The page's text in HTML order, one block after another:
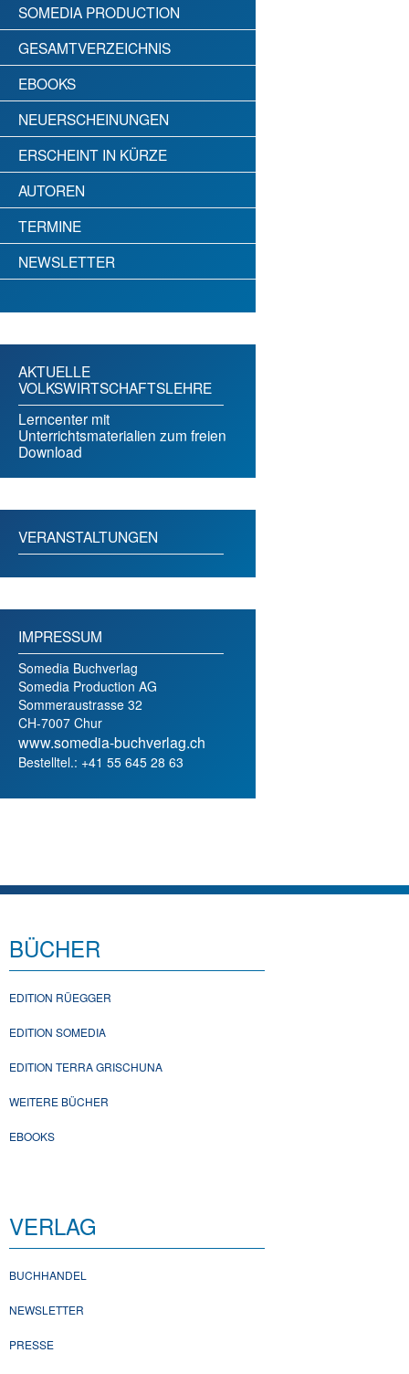
SOMEDIA PRODUCTION
GESAMTVERZEICHNIS
EBOOKS
NEUERSCHEINUNGEN
ERSCHEINT IN KÜRZE
AUTOREN
TERMINE
NEWSLETTER
AKTUELLE
VOLKSWIRTSCHAFTSLEHRE
Lerncenter mit
Unterrichtsmaterialien zum freien
Download
VERANSTALTUNGEN
IMPRESSUM
Somedia Buchverlag
Somedia Production AG
Sommeraustrasse 32
CH-7007 Chur
www.somedia-buchverlag.ch
Bestelltel.: +41 55 645 28 63
BÜCHER
EDITION RÜEGGER
EDITION SOMEDIA
EDITION TERRA GRISCHUNA
WEITERE BÜCHER
EBOOKS
VERLAG
BUCHHANDEL
NEWSLETTER
PRESSE